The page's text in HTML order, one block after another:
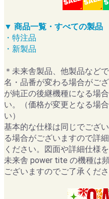
▼ 商品一覧・すべての製品
・特注品
・新製品
＊未来舎製品、他製品など
名・品番が変わる場合がご
が純正の後継機種になる場
い。（価格が変更となる場
い）
基本的な仕様は同じでござ
る場合がございますので詳
ください。図面や詳細仕様
未来舎 power tite の機種は
ございますのでご了承くださ